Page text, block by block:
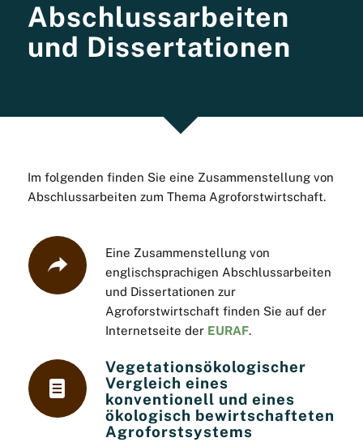
Abschlussarbeiten
und Dissertationen
Im folgenden finden Sie eine Zusammenstellung von
Abschlussarbeiten zum Thema Agroforstwirtschaft.
Eine Zusammenstellung von
englischsprachigen Abschlussarbeiten
und Dissertationen zur
Agroforstwirtschaft finden Sie auf der
Internetseite der EURAF.
Vegetationsökologischer
Vergleich eines
konventionell und eines
ökologisch bewirtschafteten
Agroforstsystems